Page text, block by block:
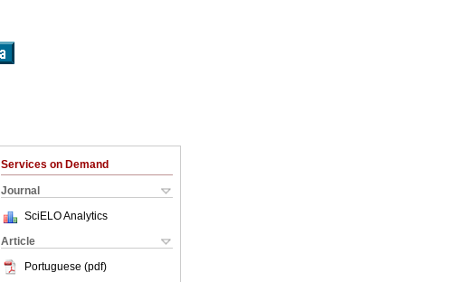
Services on Demand
Journal
SciELO Analytics
Article
Portuguese (pdf)